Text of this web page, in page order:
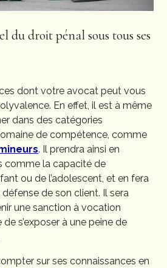
du droit pénal sous tous ses
dont votre avocat peut vous
En effet, il est à même
dans des catégories
de compétence, comme
. Il prendra ainsi en
comme la capacité de
ou de l’adolescent, et en fera
de son client. Il sera
une sanction à vocation
s’exposer à une peine de
sur ses connaissances en